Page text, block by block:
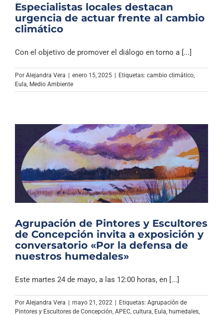
Columnas
Especiales
Archivo Sonoro
Especialistas locales destacan
urgencia de actuar frente al cambio
climático
Con el objetivo de promover el diálogo en torno a [...]
Por Alejandra Vera | enero 15, 2025 | Etiquetas: cambio climático
Eula Medio Ambiente
Agrupación de Pintores y Escultores
de Concepción invita a exposición y
conversatorio «Por la defensa de
nuestros humedales»
Este martes 24 de mayo, a las 12:00 horas, en [...]
Por Alejandra Vera | mayo 21, 2022 | Etiquetas: Agrupación de
Pintores y Escultores de Concepción APEC cultura Eula humedales